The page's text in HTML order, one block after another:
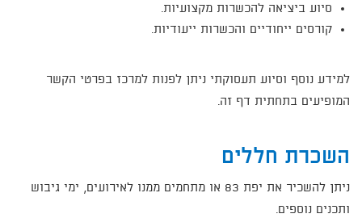
סיוע ביציאה להכשרות מקצועיות.
קורסים ייחודיים והכשרות ייעודיות.​​
​למידע נוסף וסיוע תעסוקתי ניתן לפנות למרכז בפרטי הקשר
המופיעים בתחתית דף זה.
השכרת חללים
ניתן להשכיר את יפת 83 או מתחמים ממנו לאירועים, ימי גיבוש
ותכנים נוספים.